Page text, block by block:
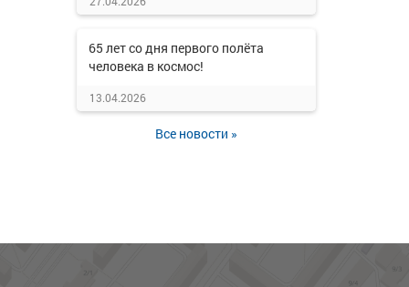
65 лет со дня первого полёта
человека в космос!
13.04.2026
Все новости »